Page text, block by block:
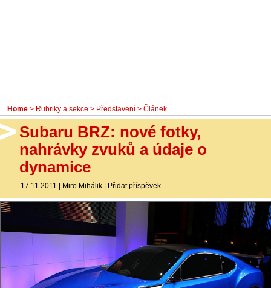
Home > Rubriky a sekce > Představení > Článek
Subaru BRZ: nové fotky,
nahrávky zvuků a údaje o
dynamice
17.11.2011 | Miro Mihálik | Přidat příspěvek